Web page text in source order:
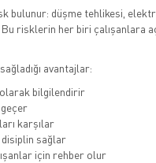
bulunur: düşme tehlikesi,
risklerin her biri çalışanlara
avantajlar:
olarak bilgilendirir
karşılar
disiplin sağlar
için rehber olur